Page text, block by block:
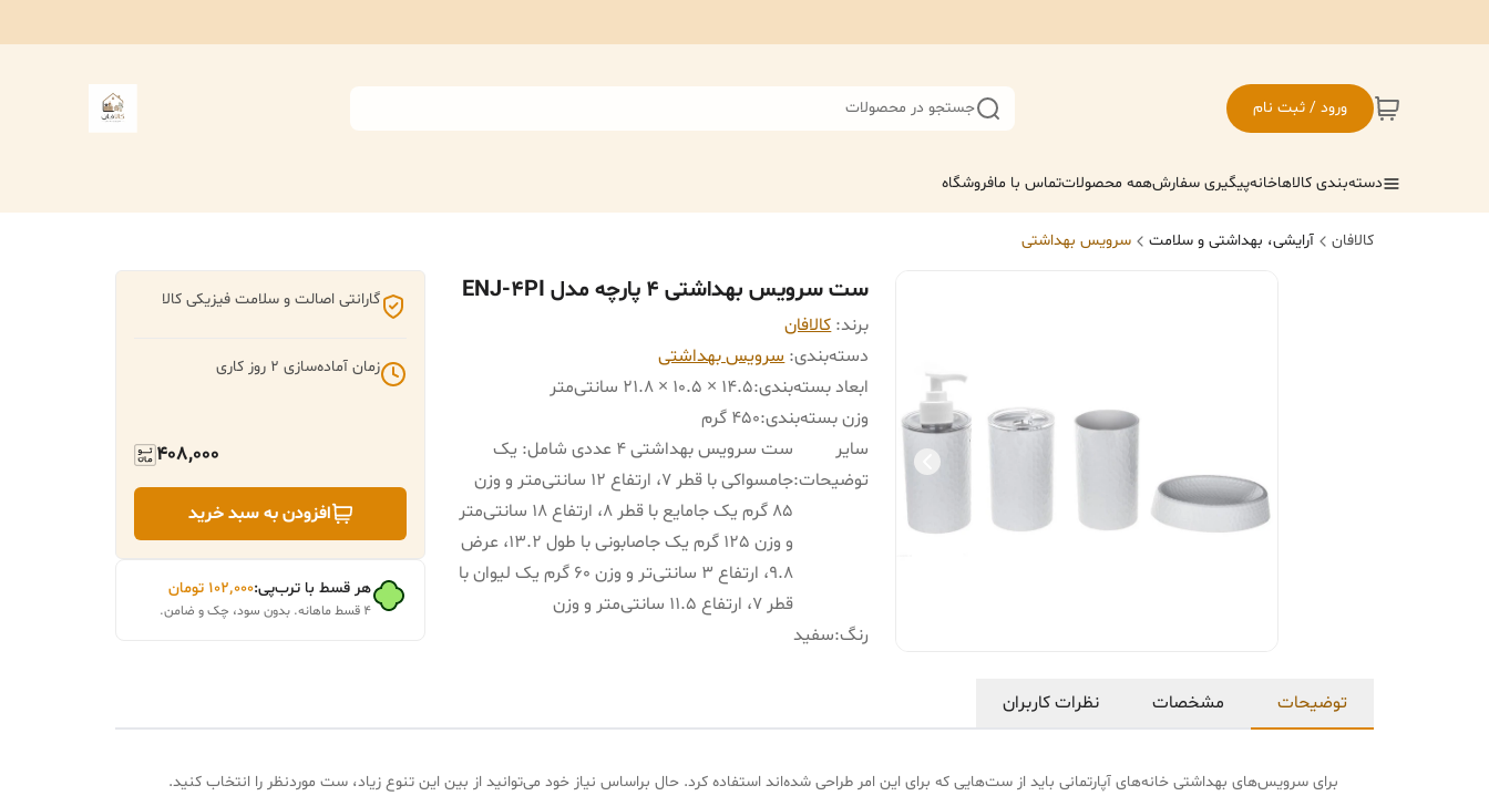
ورود / ثبت نام جستجو در محصولات
دسته‌بندی کالاهاخانهپیگیری سفارشهمه محصولاتتماس با مافروشگاه
کالافان آرایشی، بهداشتی و سلامت سرویس بهداشتی
ست سرویس بهداشتی 4 پارچه مدل ENJ-4PI
برند: کالافان
دسته‌بندی:سرویس بهداشتی
ابعاد بسته‌بندی:14.5 × 10.5 × 21.8 سانتی‌متر
وزن بسته‌بندی:450 گرم
سایر
توضیحات:
ست سرویس بهداشتی 4 عددی شامل: یک
جا‌مسواکی با قطر 7، ارتفاع 12 سانتی‌متر و وزن
85 گرم یک جامایع با قطر 8، ارتفاع 18 سانتی‌متر
و وزن 125 گرم یک جاصابونی با طول 13.2، عرض
9.8، ارتفاع 3 سانتی‌تر و وزن 60 گرم یک لیوان با
قطر 7، ارتفاع 11.5 سانتی‌متر و وزن
رنگ:سفید
گارانتی اصالت و سلامت فیزیکی کالا
زمان آماده‌سازی 2 روز کاری
408,000
افزودن به سبد خرید
هر قسط با ترب‌پی:۱۰۲٬۰۰۰ تومان
۴ قسط ماهانه. بدون سود، چک و ضامن.
توضیحات مشخصات نظرات کاربران
برای سرویس‌های بهداشتی خانه‌های آپارتمانی باید از ست‌هایی که برای این امر طراحی شده‌اند استفاده کرد. حال براساس نیاز خود می‌توانید از بین این تنوع‌ زیاد، ست موردنظر را انتخاب کنید.